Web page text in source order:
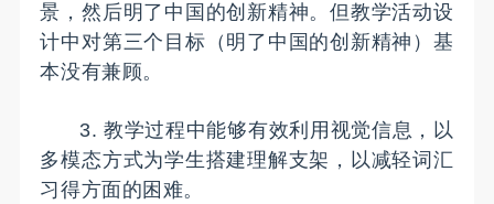
景，然后明了中国的创新精神。但教学活动设
计中对第三个目标（明了中国的创新精神）基
本没有兼顾。
3. 教学过程中能够有效利用视觉信息，以
多模态方式为学生搭建理解支架，以减轻词汇
习得方面的困难。